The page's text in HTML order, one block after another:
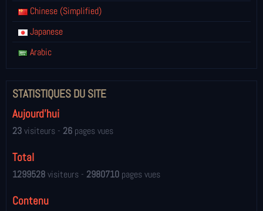
Chinese (Simplified)
Japanese
Arabic
STATISTIQUES DU SITE
Aujourd'hui
23visiteurs - 26 pages vues
Total
1299528visiteurs - 2980710 pages vues
Contenu